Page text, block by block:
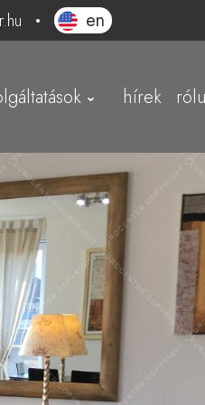
en
hírek